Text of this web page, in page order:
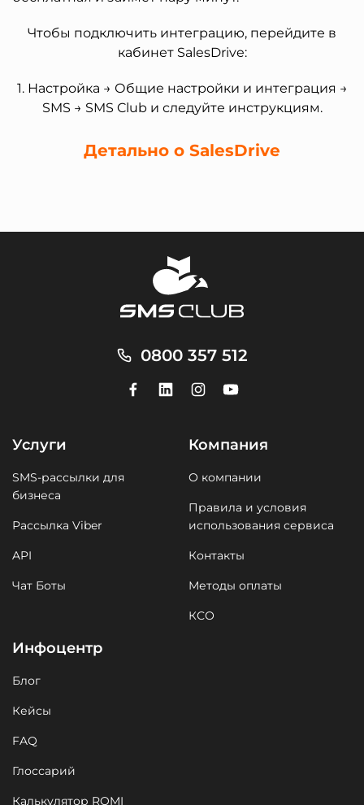
Чтобы подключить интеграцию, перейдите в
кабинет SalesDrive:
1. Настройка → Общие настройки и интеграция →
SMS → SMS Club и следуйте инструкциям.
Детально о SalesDrive
0800 357 512
Услуги
SMS-рассылки для
бизнеса
Рассылка Viber
API
Чат Боты
Компания
О компании
Правила и условия
использования сервиса
Контакты
Методы оплаты
КСО
Инфоцентр
Блог
Кейсы
FAQ
Глоссарий
Калькулятор ROMI